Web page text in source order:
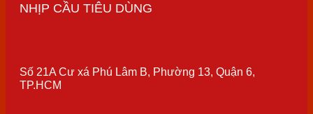
NHỊP CẦU TIÊU DÙNG
Số 21A Cư xá Phú Lâm B, Phường 13, Quận 6,
TP.HCM